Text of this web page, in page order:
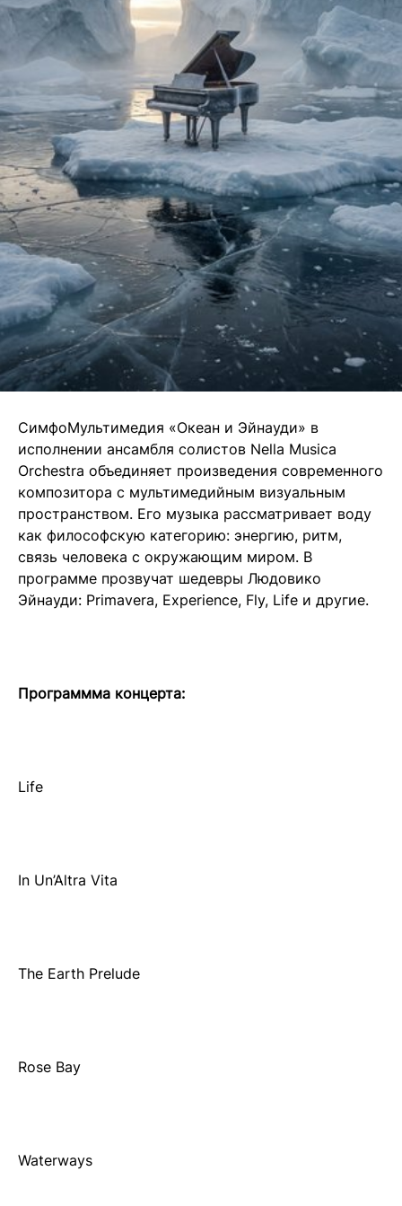
СимфоМультимедия «Океан и Эйнауди» в
исполнении ансамбля солистов Nella Musica
Orchestra объединяет произведения современного
композитора с мультимедийным визуальным
пространством. Его музыка рассматривает воду
как философскую категорию: энергию, ритм,
связь человека с окружающим миром. В
программе прозвучат шедевры Людовико
Эйнауди: Primavera, Experience, Fly, Life и другие.
Программма концерта:
Life
In Un’Altra Vita
The Earth Prelude
Rose Bay
Waterways